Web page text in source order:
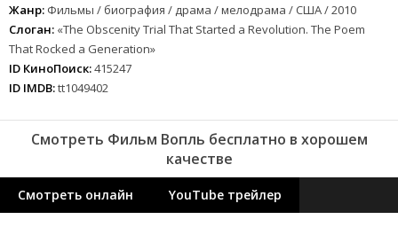
Жанр: Фильмы / биография / драма / мелодрама / США / 2010
Слоган: «The Obscenity Trial That Started a Revolution. The Poem
That Rocked a Generation»
ID КиноПоиск:415247
ID IMDB:tt1049402
Смотреть Фильм Вопль бесплатно в хорошем
качестве
Смотреть онлайн YouTube трейлер